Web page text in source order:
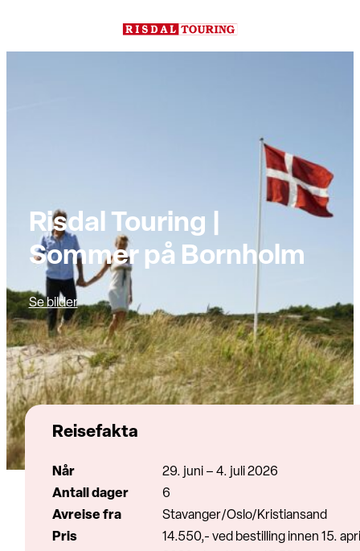
Risdal Touring |
Sommer på Bornholm
Se bilder
Reisefakta
Når
29. juni – 4. juli 2026
Antall dager
6
Avreise fra
Stavanger/Oslo/Kristiansand
Pris
14.550,- ved bestilling innen 15.